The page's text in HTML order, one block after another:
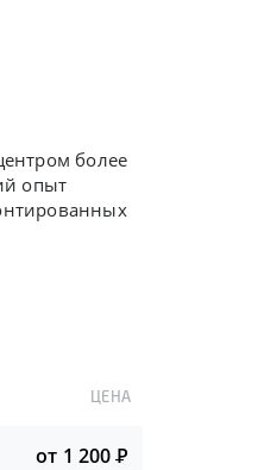
более
опыт
ЦЕНА
от 1 200Р